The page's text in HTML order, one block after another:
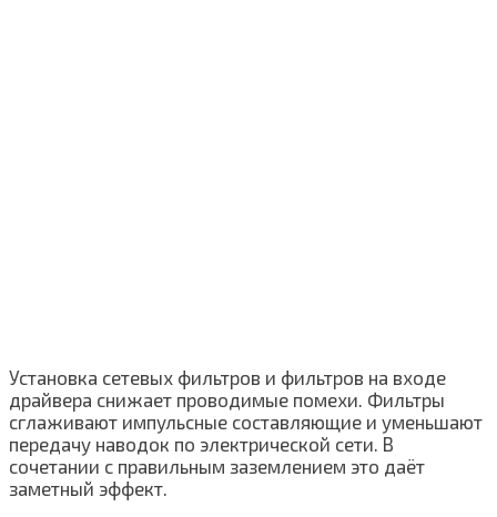
Установка сетевых фильтров и фильтров на входе
драйвера снижает проводимые помехи. Фильтры
сглаживают импульсные составляющие и уменьшают
передачу наводок по электрической сети. В
сочетании с правильным заземлением это даёт
заметный эффект.